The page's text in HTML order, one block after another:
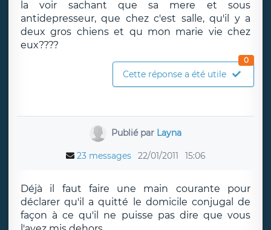
la voir sachant que sa mere et sous
antidepresseur, que chez c'est salle, qu'il y a
deux gros chiens et qu mon marie vie chez
eux????
Cette réponse a été utile
0
Publié par Layna
23 messages 22/01/2011 15:06
Déjà il faut faire une main courante pour
déclarer qu'il a quitté le domicile conjugal de
façon à ce qu'il ne puisse pas dire que vous